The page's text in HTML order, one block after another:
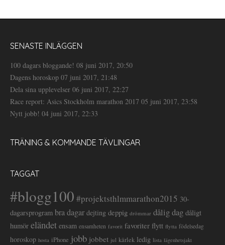
SENASTE INLÄGGEN
100 dagars bloggande! 08 juni 2017, 20:50
Dagens horoskop 07 juni 2017, 21:48
Dela sina upplevelser 06 juni 2017, 22:27
Race report: Asics Stockholm marathon 2017 05 juni 2017, 23:58
Nytt jobb! 04 juni 2017, 22:33
TRÄNING & KOMMANDE TÄVLINGAR
TAGGAT
#blogg100 #projektsthlmmarathon2015 30-
dagarsprogram bra dagar dejting deppig drömmar dålig dag dåligt
humör eländet ensam ensamheten favorit favoriter flytt flytta födelsedag
horoskop hosta iPhone jobb jobbet jul kärlek ledig lista lägenhetsjakt